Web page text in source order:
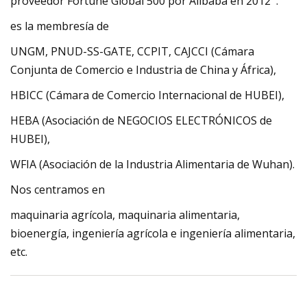
es la membresía de
UNGM, PNUD-SS-GATE, CCPIT, CAJCCI (Cámara
Conjunta de Comercio e Industria de China y África),
HBICC (Cámara de Comercio Internacional de HUBEI),
HEBA (Asociación de NEGOCIOS ELECTRÓNICOS de
HUBEI),
WFIA (Asociación de la Industria Alimentaria de Wuhan).
Nos centramos en
maquinaria agrícola, maquinaria alimentaria,
bioenergía, ingeniería agrícola e ingeniería alimentaria,
etc.